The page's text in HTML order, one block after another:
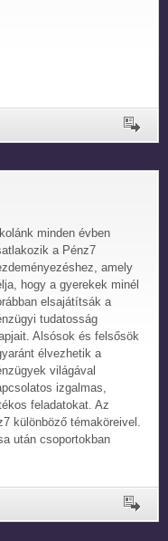
minden évben
a Pénz7
amely
hogy a gyerekek minél
elsajátítsák a
tudatosság
Alsósok és felsősök
élvezhetik a
világával
izgalmas,
feladatokat. Az
különböző témaköreivel.
után csoportokban